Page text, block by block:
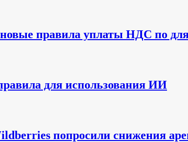
правила уплаты НДС по
для использования ИИ
попросили снижения